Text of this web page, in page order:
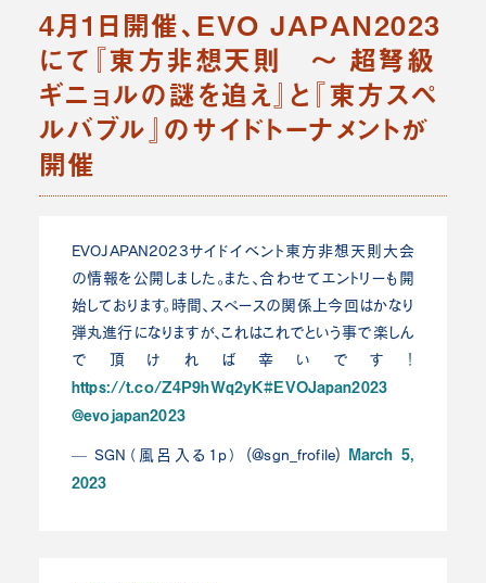
4月1日開催、EVO JAPAN2023
にて『東方非想天則 ～ 超弩級
ギニョルの謎を追え』と『東方スペ
ルバブル』のサイドトーナメントが
開催
EVOJAPAN2023サイドイベント東方非想天則大会
の情報を公開しました。また、合わせてエントリーも開
始しております。時間、スペースの関係上今回はかなり
弾丸進行になりますが、これはこれでという事で楽しん
で頂ければ幸いです！
https://t.co/Z4P9hWq2yK#EVOJapan2023
@evojapan2023
— SGN（風呂入る1p） (@sgn_frofile)
March 5,
2023